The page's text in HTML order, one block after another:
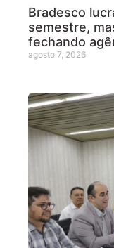
Bradesco
semestre,
fechando
agosto 7, 2026